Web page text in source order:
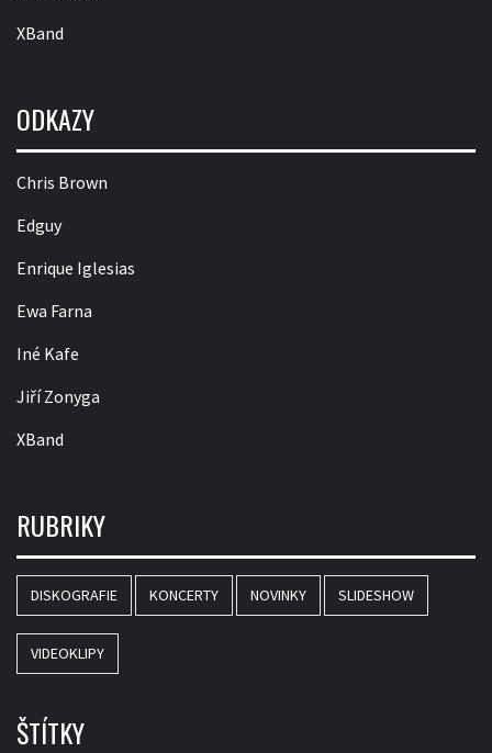
XBand
ODKAZY
Chris Brown
Edguy
Enrique Iglesias
Ewa Farna
Iné Kafe
Jiří Zonyga
XBand
RUBRIKY
DISKOGRAFIE KONCERTY NOVINKY SLIDESHOW
VIDEOKLIPY
ŠTÍTKY